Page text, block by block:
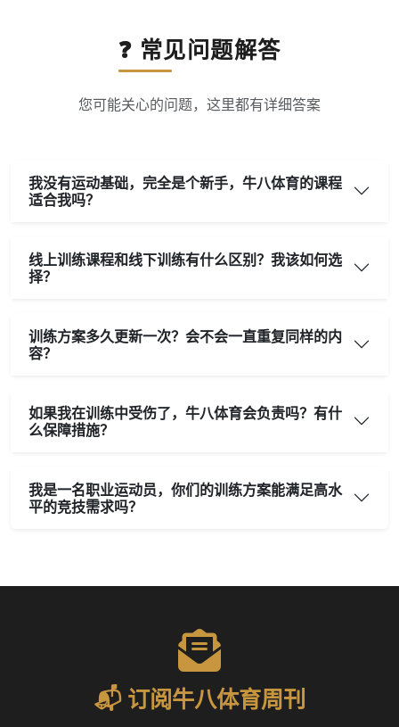
❓ 常见问题解答
您可能关心的问题，这里都有详细答案
我没有运动基础，完全是个新手，牛八体育的课程
适合我吗？
线上训练课程和线下训练有什么区别？我该如何选
择？
训练方案多久更新一次？会不会一直重复同样的内
容？
如果我在训练中受伤了，牛八体育会负责吗？有什
么保障措施？
我是一名职业运动员，你们的训练方案能满足高水
平的竞技需求吗？
📬 订阅牛八体育周刊